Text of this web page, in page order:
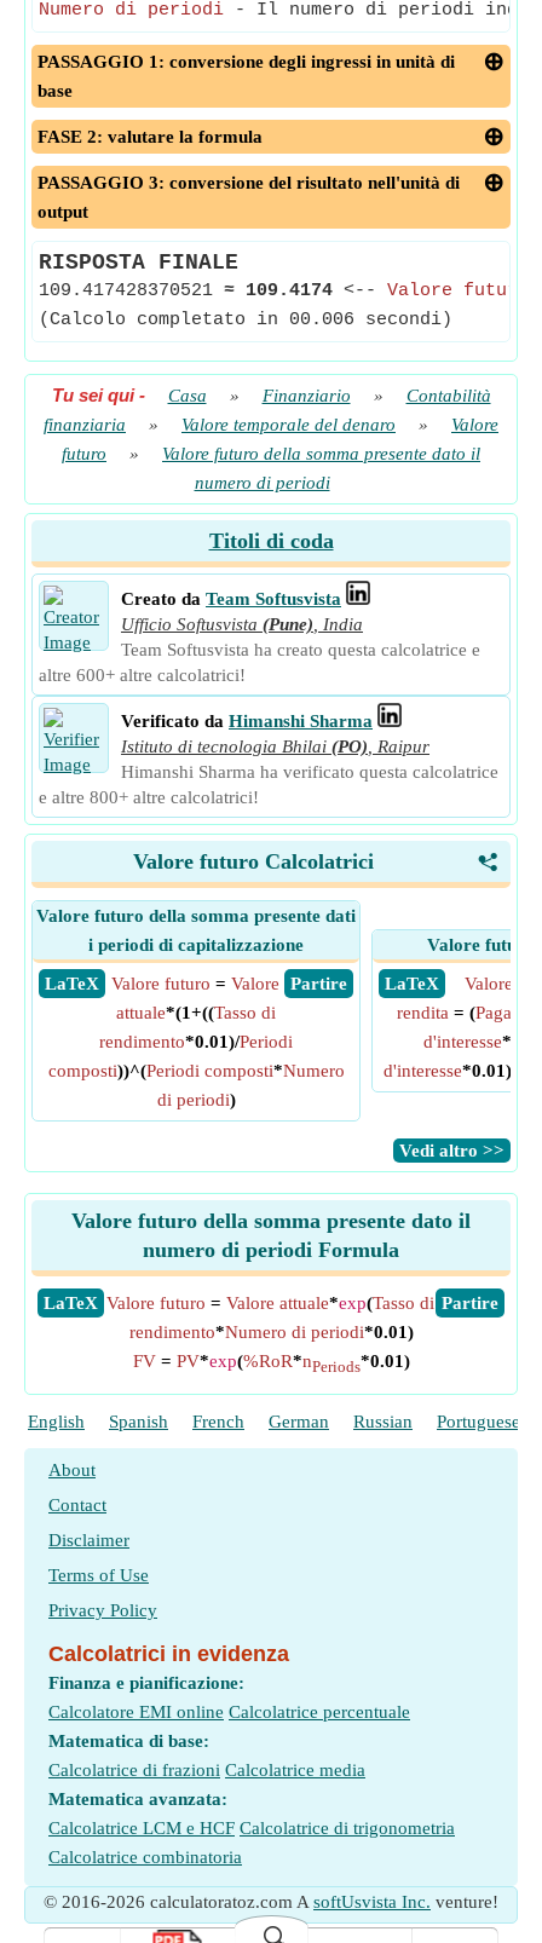
Numero di periodi - Il numero di periodi
PASSAGGIO 1: conversione degli ingressi in unità di
base
FASE 2: valutare la formula
PASSAGGIO 3: conversione del risultato nell'unità di
output
RISPOSTA FINALE
109.417428370521 ≈ 109.4174 <-- Valore futuro
(Calcolo completato in 00.006 secondi)
Tu sei qui- Casa » Finanziario »
Contabilità
finanziaria
» Valore temporale del denaro »
Valore
futuro
»
Valore futuro della somma presente dato il
numero di periodi
Titoli di coda
Creato da Team Softusvista
Ufficio Softusvista (Pune)
India
Team Softusvista ha creato questa calcolatrice e
altre 600+ altre calcolatrici!
Verificato da Himanshi Sharma
Istituto di tecnologia Bhilai (PO)
Raipur
Himanshi Sharma ha verificato questa calcolatrice
e altre 800+ altre calcolatrici!
<
Valore futuro Calcolatrici
Valore futuro della somma presente dati
i periodi di capitalizzazione
​ LaTeX
​ Partire
Valore futuro = Valore
attuale*(1+((Tasso di
rendimento*0.01)/Periodi
composti))^(Periodi composti*Numero
di periodi)
Valore futuro
​ LaTeX
Valore
rendita = (
d'interesse
d'interesse*0.01))^
​Vedi altro >>
Valore futuro della somma presente dato il
numero di periodi Formula
​LaTeX ​Partire
Valore futuro = Valore attuale*exp(Tasso di
rendimento*Numero di periodi*0.01)
FV= PV*exp(%RoR*nPeriods*0.01)
English Spanish French German Russian Portuguese
About
Contact
Disclaimer
Terms of Use
Privacy Policy
Calcolatrici in evidenza
Finanza e pianificazione:
Calcolatore EMI online Calcolatrice percentuale
Matematica di base:
Calcolatrice di frazioni Calcolatrice media
Matematica avanzata:
Calcolatrice LCM e HCF Calcolatrice di trigonometria
Calcolatrice combinatoria
© 2016-2026 calculatoratoz.com A softUsvista Inc. venture!